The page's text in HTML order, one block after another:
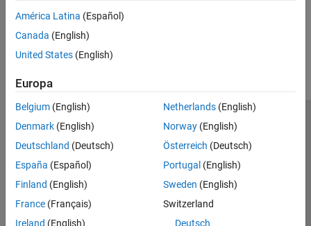
América Latina (Español)
Canada (English)
United States (English)
Europa
Belgium (English)
Denmark (English)
Deutschland (Deutsch)
España (Español)
Finland (English)
France (Français)
Ireland (English)
Netherlands(English)
Norway(English)
Österreich (Deutsch)
Portugal (English)
Sweden (English)
Switzerland
Deutsch
Centro di fiducia
Informativa sulla privacy
Antipirateria
Stato dell'applicazione
Contatti
© 1994-2026 The MathWorks, Inc.